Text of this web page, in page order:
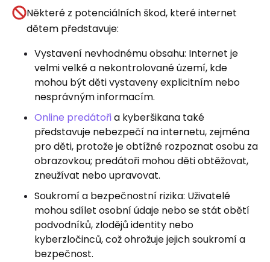
Některé z potenciálních škod, které internet
dětem představuje:
Vystavení nevhodnému obsahu: Internet je
velmi velké a nekontrolované území, kde
mohou být děti vystaveny explicitním nebo
nesprávným informacím.
Online predátořia kyberšikana také
představuje nebezpečí na internetu, zejména
pro děti, protože je obtížné rozpoznat osobu za
obrazovkou; predátoři mohou děti obtěžovat,
zneužívat nebo upravovat.
Soukromí a bezpečnostní rizika: Uživatelé
mohou sdílet osobní údaje nebo se stát obětí
podvodníků, zlodějů identity nebo
kyberzločinců, což ohrožuje jejich soukromí a
bezpečnost.